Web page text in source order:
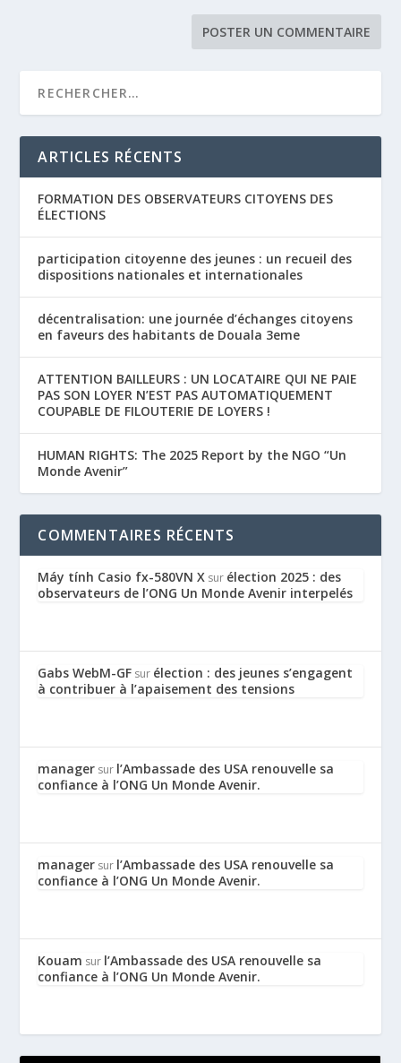
ARTICLES RÉCENTS
FORMATION DES OBSERVATEURS CITOYENS DES
ÉLECTIONS
participation citoyenne des jeunes : un recueil des
dispositions nationales et internationales
décentralisation: une journée d’échanges citoyens
en faveurs des habitants de Douala 3eme
ATTENTION BAILLEURS : UN LOCATAIRE QUI NE PAIE
PAS SON LOYER N’EST PAS AUTOMATIQUEMENT
COUPABLE DE FILOUTERIE DE LOYERS !
HUMAN RIGHTS: The 2025 Report by the NGO “Un
Monde Avenir”
COMMENTAIRES RÉCENTS
Máy tính Casio fx-580VN X sur élection 2025 : des
observateurs de l’ONG Un Monde Avenir interpelés
Gabs WebM-GF sur élection : des jeunes s’engagent
à contribuer à l’apaisement des tensions
manager sur l’Ambassade des USA renouvelle sa
confiance à l’ONG Un Monde Avenir.
manager sur l’Ambassade des USA renouvelle sa
confiance à l’ONG Un Monde Avenir.
Kouam sur l’Ambassade des USA renouvelle sa
confiance à l’ONG Un Monde Avenir.